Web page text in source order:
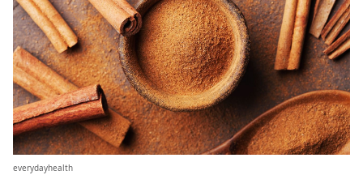
everydayhealth